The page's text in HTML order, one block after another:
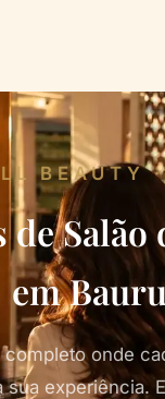
BEAUTY
de Salão
em
onde
sua experiência.